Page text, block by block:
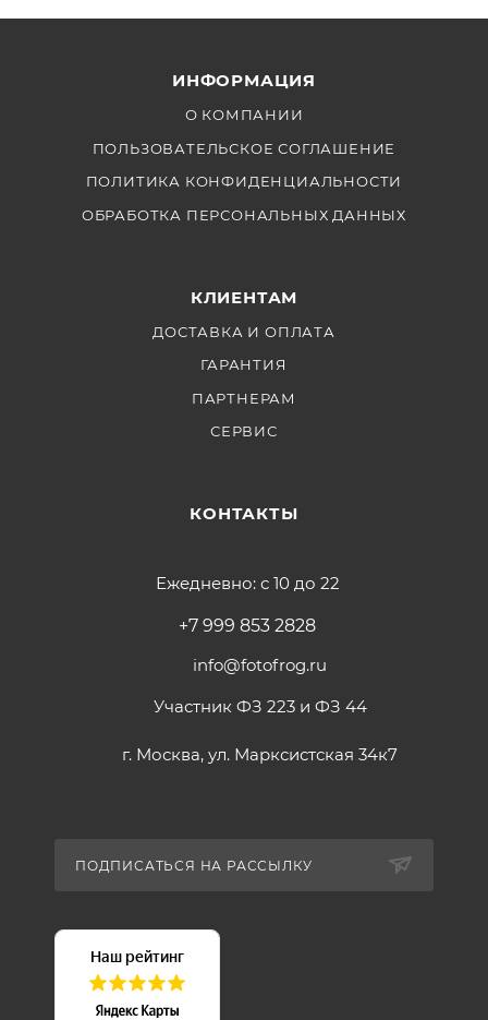
ИНФОРМАЦИЯ
О КОМПАНИИ
ПОЛЬЗОВАТЕЛЬСКОЕ СОГЛАШЕНИЕ
ПОЛИТИКА КОНФИДЕНЦИАЛЬНОСТИ
ОБРАБОТКА ПЕРСОНАЛЬНЫХ ДАННЫХ
КЛИЕНТАМ
ДОСТАВКА И ОПЛАТА
ГАРАНТИЯ
ПАРТНЕРАМ
СЕРВИС
КОНТАКТЫ
Ежедневно: с 10 до 22
+7 999 853 2828
info@fotofrog.ru
Участник ФЗ 223 и ФЗ 44
г. Москва, ул. Марксистская 34к7
ПОДПИСАТЬСЯ НА РАССЫЛКУ